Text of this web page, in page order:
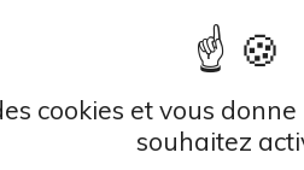
cookies et vous
souhaitez
LES PORTES
DÉCOUVREZ NOS